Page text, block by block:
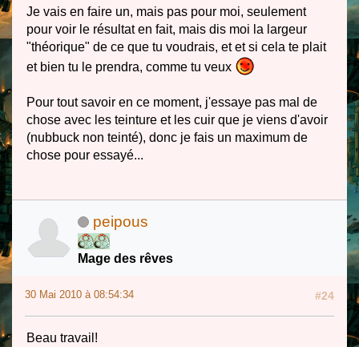
Je vais en faire un, mais pas pour moi, seulement
pour voir le résultat en fait, mais dis moi la largeur
"théorique" de ce que tu voudrais, et et si cela te plait
et bien tu le prendra, comme tu veux
Pour tout savoir en ce moment, j'essaye pas mal de
chose avec les teinture et les cuir que je viens d'avoir
(nubbuck non teinté), donc je fais un maximum de
chose pour essayé...
peipous
Mage des rêves
30 Mai 2010 à 08:54:34 #24
Beau travail!